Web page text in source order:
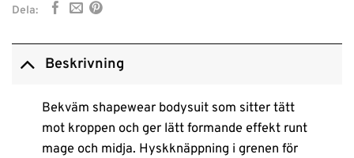
Dela:
Beskrivning
Bekväm shapewear bodysuit som sitter tätt
mot kroppen och ger lätt formande effekt runt
mage och midja. Hyskknäppning i grenen för